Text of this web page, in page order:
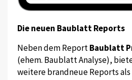
Die neuen Baublatt Reports
Neben dem ReportBaublatt
(ehem. Baublatt Analyse),
weitere brandneue Reports als